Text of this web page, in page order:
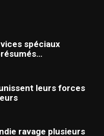
spéciaux
leurs forces
ravage plusieurs